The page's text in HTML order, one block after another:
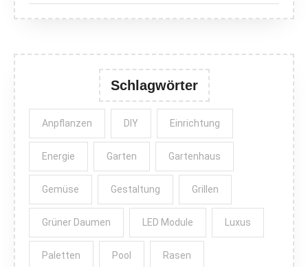
Schlagwörter
Anpflanzen DIY Einrichtung
Energie Garten Gartenhaus
Gemüse Gestaltung Grillen
Grüner Daumen LED Module Luxus
Paletten Pool Rasen